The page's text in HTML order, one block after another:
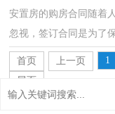
安置房的购房合同随着
忽视，签订合同是为了
同书的格式，你掌握了
首页 上一页 1
尾页